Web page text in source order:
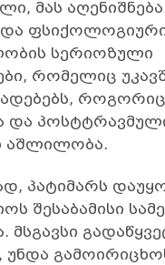
მას აღენიშნება
და
სერიოზული
რომელიც
და
აშლილობა.
პატიმარს
შესაბამისი
მსგავსი
უნდა